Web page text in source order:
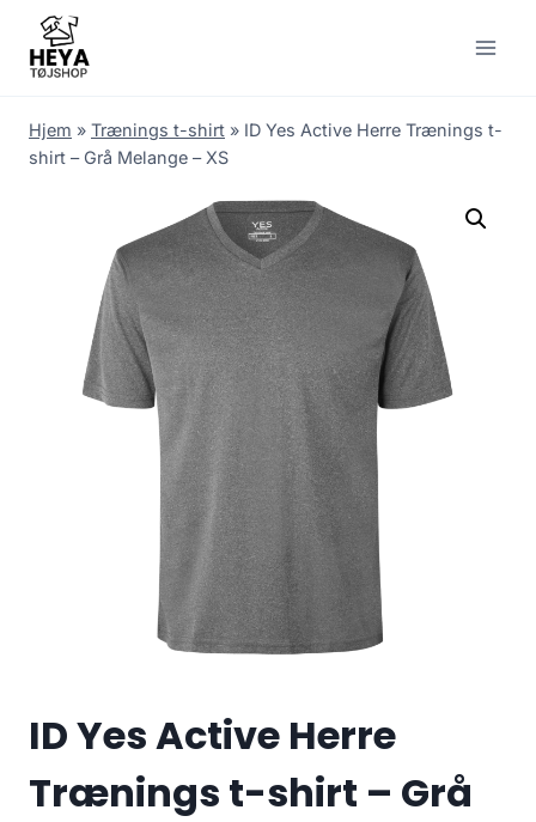
content
Hjem » Trænings t-shirt » ID Yes Active Herre Trænings t-
shirt – Grå Melange – XS
ID Yes Active Herre
Trænings t-shirt – Grå